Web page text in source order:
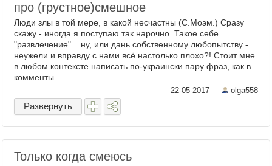
про (грустное)смешное
Люди злы в той мере, в какой несчастны (С.Моэм.) Сразу
скажу - иногда я поступаю так нарочно. Такое себе
"развлечение"... ну, или дань собственному любопытству -
неужели и вправду с нами всё настолько плохо?! Стоит мне
в любом контексте написать по-украински пару фраз, как в
комменты ...
22-05-2017 — olga558
Развернуть
Только когда смеюсь